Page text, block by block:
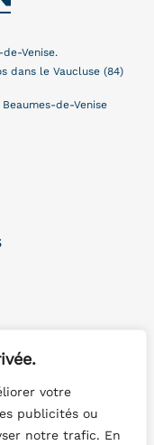
votre
publicités ou
notre trafic. En
Venise.
dans le Vaucluse (84)
de-Venise